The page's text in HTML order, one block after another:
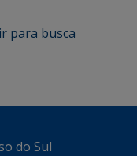
ir para busca
do Sul